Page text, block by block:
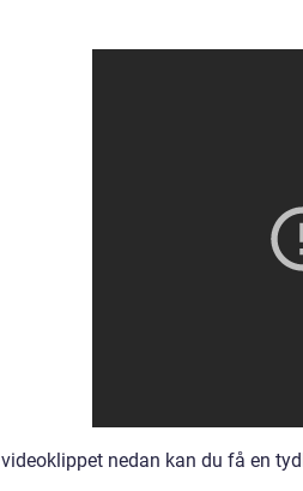
I videoklippet nedan kan du få en